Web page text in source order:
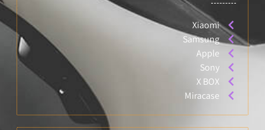
Xiaomi
Samsung
Apple
Sony
X BOX
Miracase